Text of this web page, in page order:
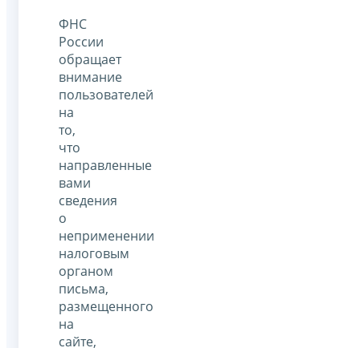
ФНС
России
обращает
внимание
пользователей
на
то,
что
направленные
вами
сведения
о
неприменении
налоговым
органом
письма,
размещенного
на
сайте,